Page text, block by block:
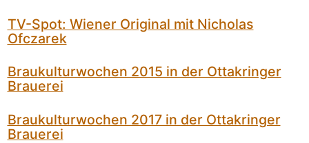
TV-Spot: Wiener Original mit Nicholas
Ofczarek
Braukulturwochen 2015 in der Ottakringer
Brauerei
Braukulturwochen 2017 in der Ottakringer
Brauerei